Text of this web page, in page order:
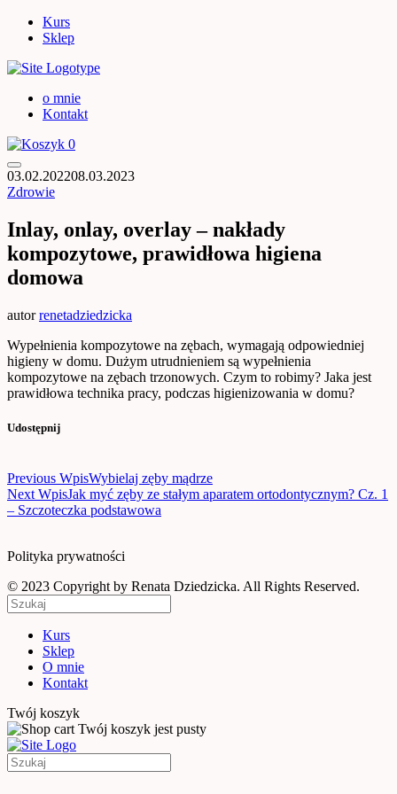
Kurs
Sklep
o mnie
Kontakt
0
03.02.202208.03.2023
Zdrowie
Inlay, onlay, overlay – nakłady
kompozytowe, prawidłowa higiena
domowa
autorrenetadziedzicka
Wypełnienia kompozytowe na zębach, wymagają odpowiedniej
higieny w domu. Dużym utrudnieniem są wypełnienia
kompozytowe na zębach trzonowych. Czym to robimy? Jaka jest
prawidłowa technika pracy, podczas higienizowania w domu?
Udostępnij
wpisu
Previous WpisWybielaj zęby mądrze
Next WpisJak myć zęby ze stałym aparatem ortodontycznym? Cz. 1
– Szczoteczka podstawowa
Polityka prywatności
© 2023 Copyright by Renata Dziedzicka. All Rights Reserved.
Kurs
Sklep
O mnie
Kontakt
Twój koszyk
Twój koszyk jest pusty